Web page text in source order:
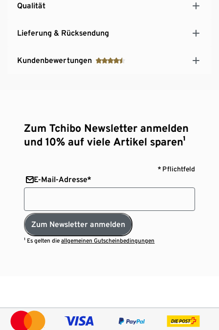
Qualität
Lieferung & Rücksendung
Kundenbewertungen
Zum Tchibo Newsletter anmelden
und 10% auf viele Artikel sparen¹
* Pflichtfeld
E-Mail-Adresse*
Zum Newsletter anmelden
¹ Es gelten dieallgemeinen Gutscheinbedingungen